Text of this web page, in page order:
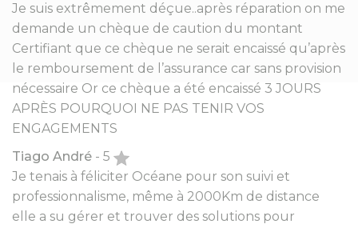
Je suis extrêmement déçue..après réparation on me
demande un chèque de caution du montant
Certifiant que ce chèque ne serait encaissé qu’après
le remboursement de l’assurance car sans provision
nécessaire Or ce chèque a été encaissé 3 JOURS
APRÈS POURQUOI NE PAS TENIR VOS
ENGAGEMENTS
Tiago André - 5
Je tenais à féliciter Océane pour son suivi et
professionnalisme, même à 2000Km de distance
elle a su gérer et trouver des solutions pour